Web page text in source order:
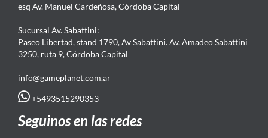
esq Av. Manuel Cardeñosa, Córdoba Capital
Sucursal Av. Sabattini:
Paseo Libertad, stand 1790, Av Sabattini. Av. Amadeo Sabattini
3250, ruta 9, Córdoba Capital
info@gameplanet.com.ar
+5493515290353
Seguinos en las redes